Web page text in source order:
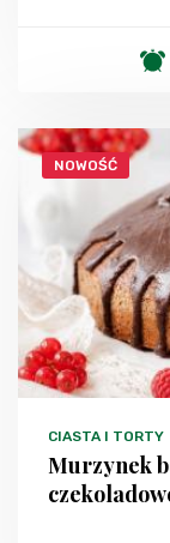
NOWOŚĆ
CIASTA I TORTY
Murzynek